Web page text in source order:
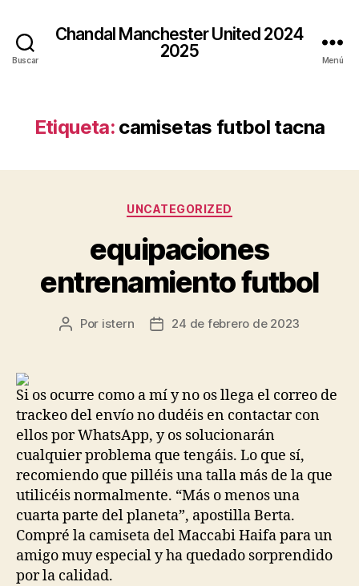
Buscar
Chandal Manchester United 2024
2025
Menú
Etiqueta: camisetas futbol tacna
Categorías
UNCATEGORIZED
equipaciones
entrenamiento futbol
Autor
Por istern
Fecha24 de febrero de 2023
Si os ocurre como a mí y no os llega el correo de
trackeo del envío no dudéis en contactar con
ellos por WhatsApp, y os solucionarán
cualquier problema que tengáis. Lo que sí,
recomiendo que pilléis una talla más de la que
utilicéis normalmente. “Más o menos una
cuarta parte del planeta”, apostilla Berta.
Compré la camiseta del Maccabi Haifa para un
amigo muy especial y ha quedado sorprendido
por la calidad.